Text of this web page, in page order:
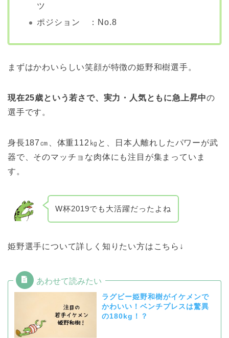
ツ
ポジション ：No.8
まずはかわいらしい笑顔が特徴の姫野和樹選手。
現在25歳という若さで、実力・人気ともに急上昇中の
選手です。
身長187㎝、体重112㎏と、日本人離れしたパワーが武
器で、そのマッチョな肉体にも注目が集まっていま
す。
W杯2019でも大活躍だったよね
姫野選手について詳しく知りたい方はこちら↓
ラグビー姫野和樹がイケメンで
かわいい！ベンチプレスは驚異
の180kg！？